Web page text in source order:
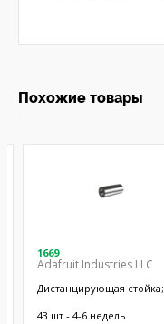
Похожие товары
1669
Adafruit Industries LLC
Дистанцирующая стойка;
латунь; никель
43 шт - 4-6 недель